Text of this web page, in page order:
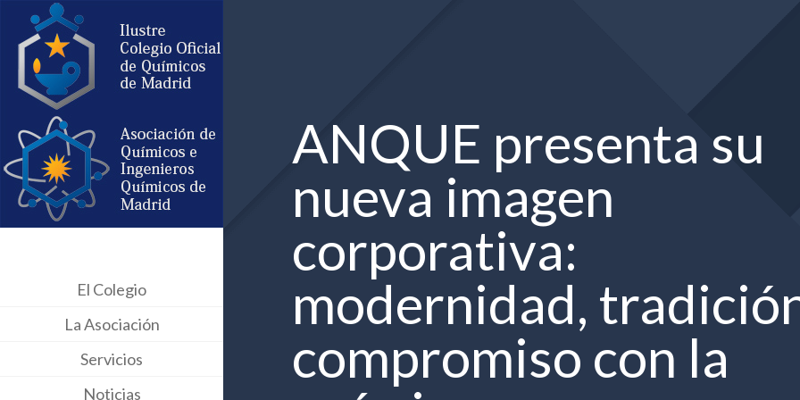
El Colegio
La Asociación
Servicios
Noticias
ANQUE presenta su
nueva imagen
corporativa:
modernidad,
compromiso con la